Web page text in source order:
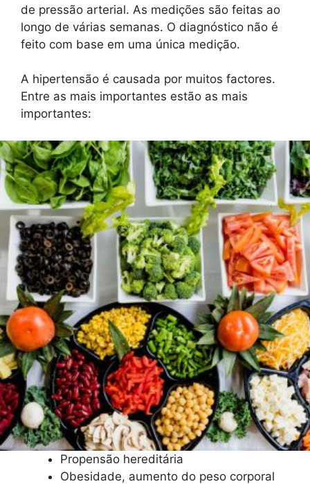
de pressão arterial. As medições são feitas ao
longo de várias semanas. O diagnóstico não é
feito com base em uma única medição.
A hipertensão é causada por muitos factores.
Entre as mais importantes estão as mais
importantes:
Propensão hereditária
Obesidade, aumento do peso corporal